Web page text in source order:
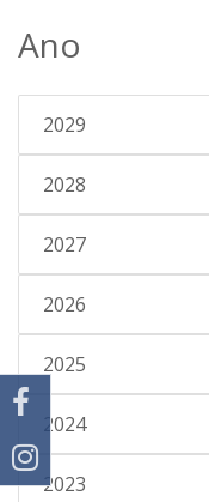
Ano
2029
2028
2027
2026
2025
2024
2023